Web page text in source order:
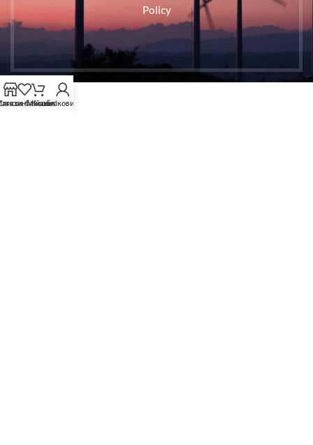
Policy
бажань
Кошик
Мій обліковий запис